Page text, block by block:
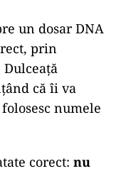
un dosar DNA
prin
că îi va
numele
corect: nu